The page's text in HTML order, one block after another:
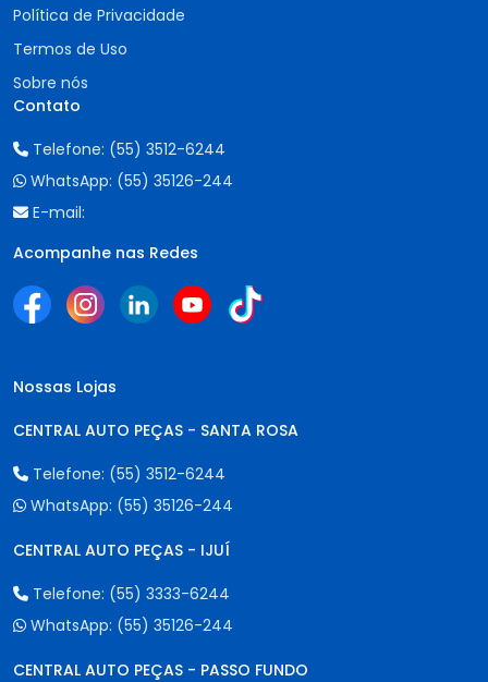
Política de Privacidade
Termos de Uso
Sobre nós
Contato
Telefone: (55) 3512-6244
WhatsApp: (55) 35126-244
E-mail:
Acompanhe nas Redes
Nossas Lojas
CENTRAL AUTO PEÇAS - SANTA ROSA
Telefone: (55) 3512-6244
WhatsApp: (55) 35126-244
CENTRAL AUTO PEÇAS - IJUÍ
Telefone: (55) 3333-6244
WhatsApp: (55) 35126-244
CENTRAL AUTO PEÇAS - PASSO FUNDO